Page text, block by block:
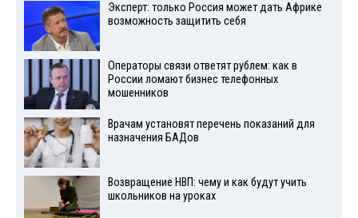
Эксперт: только Россия может дать Африке
возможность защитить себя
Операторы связи ответят рублем: как в
России ломают бизнес телефонных
мошенников
Врачам установят перечень показаний для
назначения БАДов
Возвращение НВП: чему и как будут учить
школьников на уроках